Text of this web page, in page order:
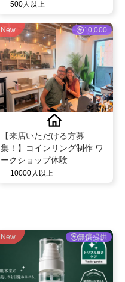
ザらス限定！ベビー紙おむ
イン◎ベビー育児用品◎
500人以上
New 10,000
【来店いただける方募
集！】コインリング制作 ワ
ークショップ体験
10000人以上
New 無償提供